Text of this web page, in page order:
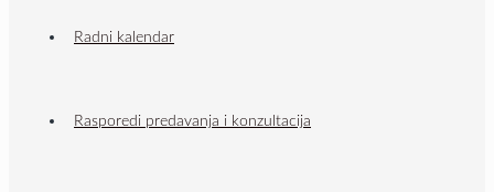
Radni kalendar
Rasporedi predavanja i konzultacija